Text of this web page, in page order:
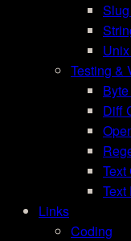
Testing &
Diff
Text
Text
Links
Coding